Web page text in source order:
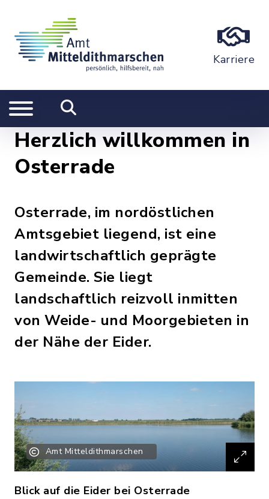
Karriere
Herzlich willkommen in
Osterrade
Osterrade, im nordöstlichen
Amtsgebiet liegend, ist eine
landwirtschaftlich geprägte
Gemeinde. Sie liegt
landschaftlich reizvoll inmitten
von Weide- und Moorgebieten in
der Nähe der Eider.
Amt Mitteldithmarschen
Blick auf die Eider bei Osterrade